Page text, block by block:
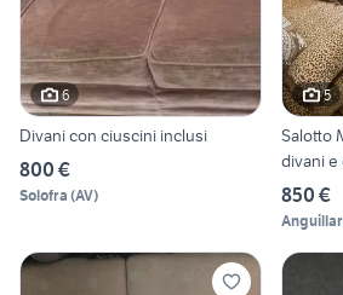
6
Divani con ciuscini inclusi
800 €
Solofra (AV)
5
Salotto
divani
850 €